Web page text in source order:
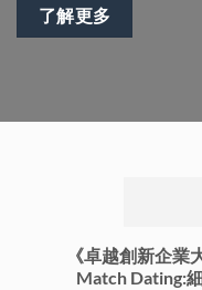
了解更多
《卓越創新企業
Match Dating: